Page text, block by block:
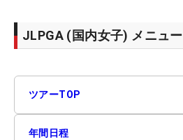
JLPGA (国内女子) メニュー
ツアーTOP
年間日程